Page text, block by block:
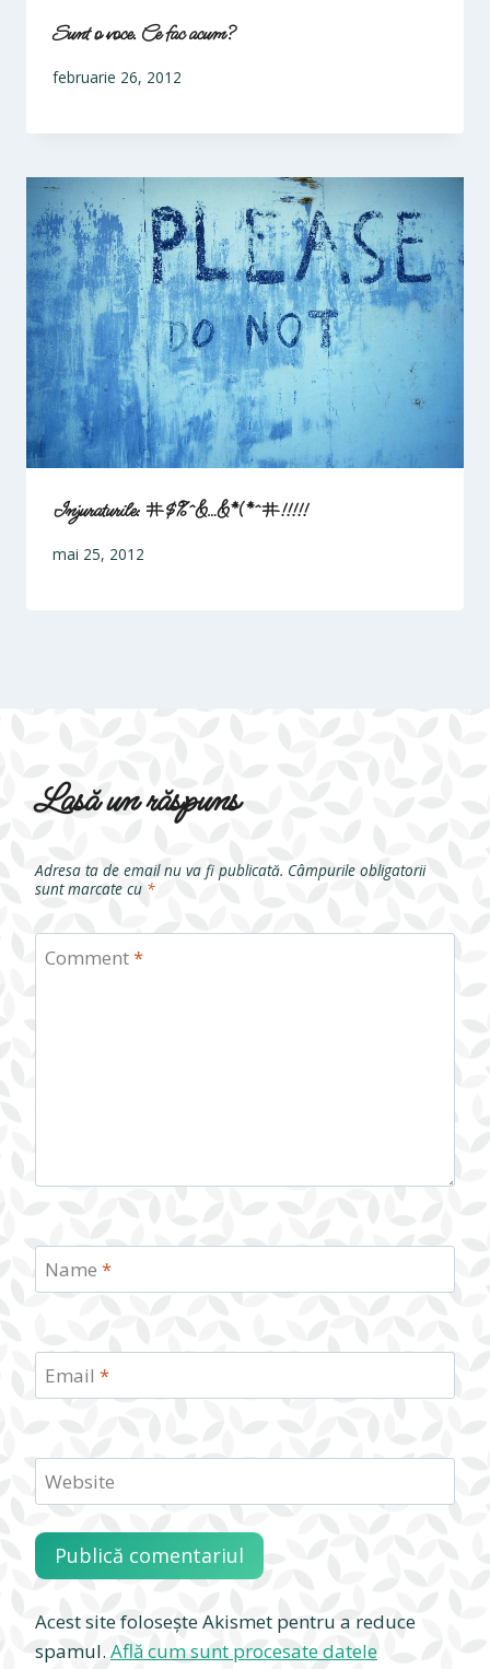
Sunt o voce. Ce fac acum?
februarie 26, 2012
Injuraturile: #$%^&…&*(*^#!!!!!
mai 25, 2012
Lasă un răspuns
Adresa ta de email nu va fi publicată. Câmpurile obligatorii
sunt marcate cu *
Comment*
Name *
Email *
Website
Acest site folosește Akismet pentru a reduce
spamul. Află cum sunt procesate datele